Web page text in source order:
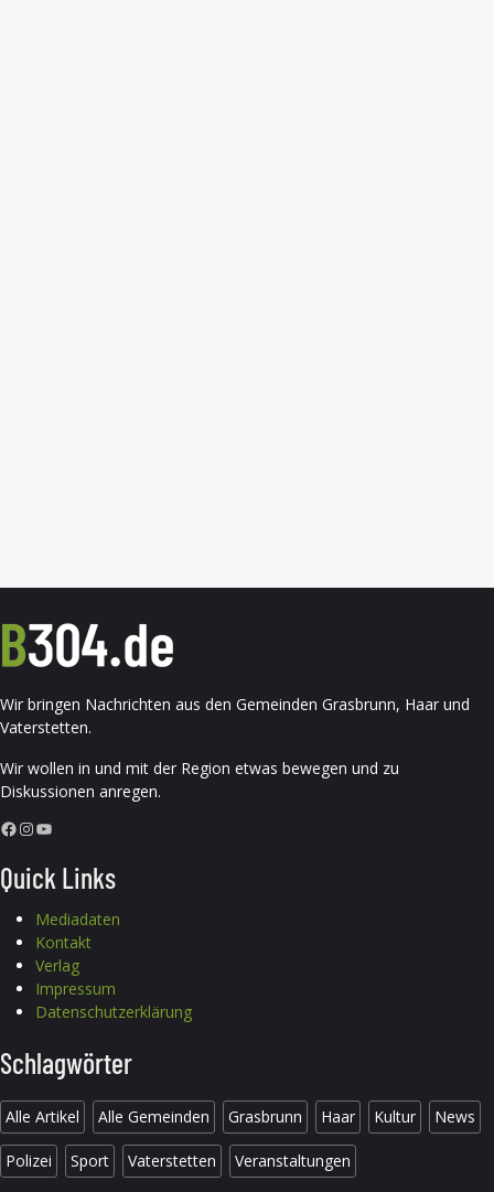
Wir bringen Nachrichten aus den Gemeinden Grasbrunn, Haar und
Vaterstetten.
Wir wollen in und mit der Region etwas bewegen und zu
Diskussionen anregen.
Facebook InstagramYouTube
Quick Links
Mediadaten
Kontakt
Verlag
Impressum
Datenschutzerklärung
Schlagwörter
Alle Artikel Alle Gemeinden Grasbrunn Haar Kultur News
Polizei Sport Vaterstetten Veranstaltungen